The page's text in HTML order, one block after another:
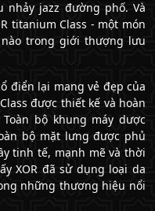
jazz đường phố. Và
titanium Class - một món
trong giới thượng lưu
điển lại mang vẻ đẹp của
được thiết kế và hoàn
bộ khung máy dược
bộ mặt lưng được phủ
tinh tế, mạnh mẽ và thời
XOR đã sử dụng loại da
những thương hiệu nổi